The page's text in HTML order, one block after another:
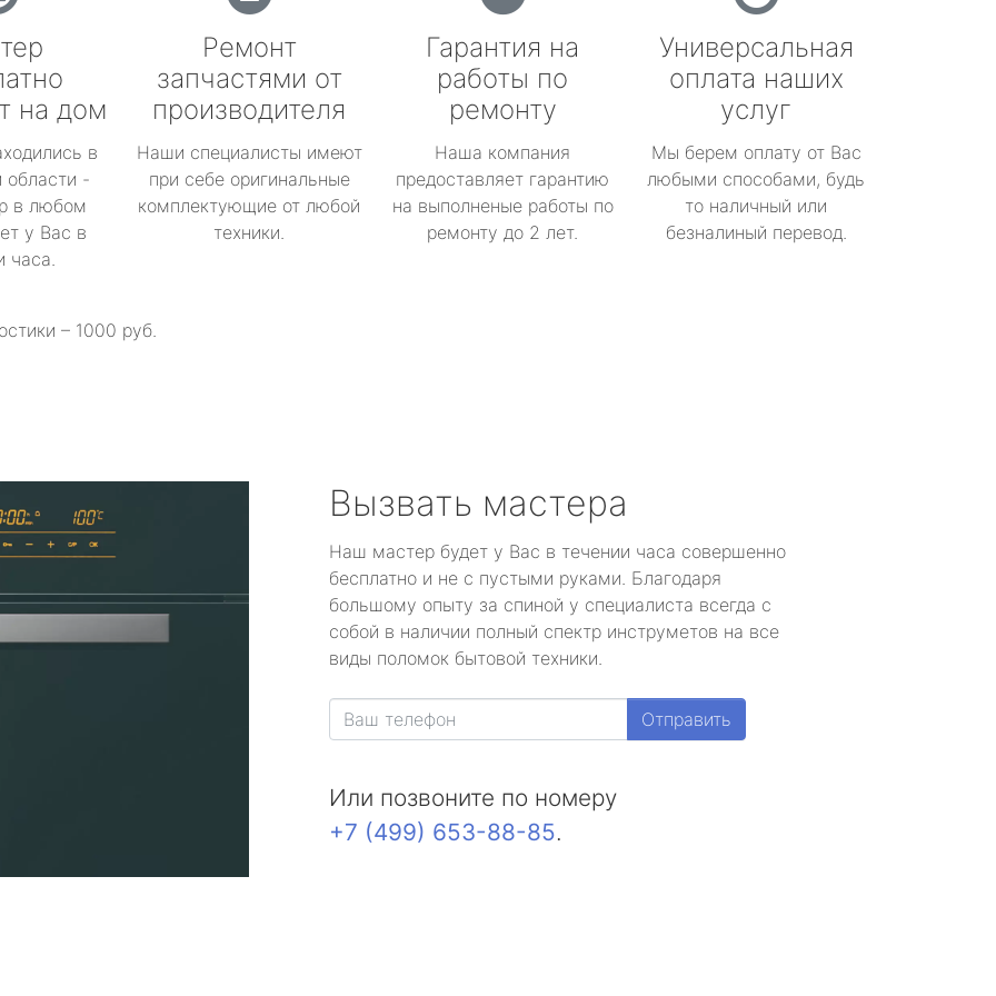
на дом
в
-
в любом
у Вас в
часа.
Ремонт
запчастями от
производителя
Наши специалисты имеют
при себе оригинальные
комплектующие от любой
техники.
Гарантия на
работы по
ремонту
Наша компания
предоставляет гарантию
на выполненые работы по
ремонту до 2 лет.
Универсальная
оплата наших
услуг
Мы берем оплату от Вас
любыми способами, будь
то наличный или
безналиный перевод.
– 1000 руб.
Вызвать мастера
Наш мастер будет у Вас в течении часа совершенно
бесплатно и не с пустыми руками. Благодаря
большому опыту за спиной у специалиста всегда с
собой в наличии полный спектр инструметов на все
виды поломок бытовой техники.
Отправить
Или позвоните по номеру
+7 (499) 653-88-85.